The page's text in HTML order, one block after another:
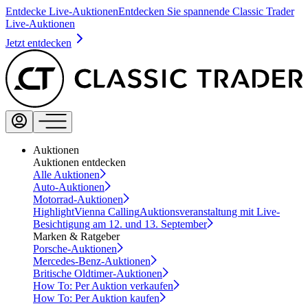
Entdecke Live-AuktionenEntdecken Sie spannende Classic Trader
Live-Auktionen
Jetzt entdecken
Auktionen
Auktionen entdecken
Alle Auktionen
Auto-Auktionen
Motorrad-Auktionen
HighlightVienna CallingAuktionsveranstaltung mit Live-
Besichtigung am 12. und 13. September
Marken & Ratgeber
Porsche-Auktionen
Mercedes-Benz-Auktionen
Britische Oldtimer-Auktionen
How To: Per Auktion verkaufen
How To: Per Auktion kaufen